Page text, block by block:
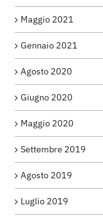
Maggio 2021
Gennaio 2021
Agosto 2020
Giugno 2020
Maggio 2020
Settembre 2019
Agosto 2019
Luglio 2019